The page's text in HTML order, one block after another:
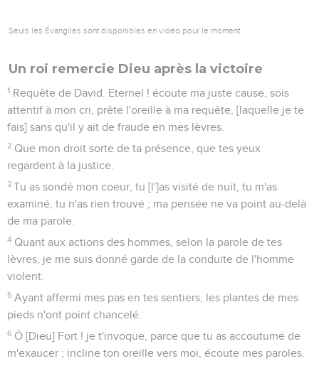
Seuls les Évangiles sont disponibles en vidéo pour le moment.
Un roi remercie Dieu après la victoire
1 Requête de David. Eternel ! écoute ma juste cause, sois
attentif à mon cri, prête l'oreille à ma requête, [laquelle je te
fais] sans qu'il y ait de fraude en mes lèvres.
2 Que mon droit sorte de ta présence, que tes yeux
regardent à la justice.
3 Tu as sondé mon coeur, tu [l']as visité de nuit, tu m'as
examiné, tu n'as rien trouvé ; ma pensée ne va point au-delà
de ma parole.
4 Quant aux actions des hommes, selon la parole de tes
lèvres, je me suis donné garde de la conduite de l'homme
violent.
5 Ayant affermi mes pas en tes sentiers, les plantes de mes
pieds n'ont point chancelé.
6 Ô [Dieu] Fort ! je t'invoque, parce que tu as accoutumé de
m'exaucer ; incline ton oreille vers moi, écoute mes paroles.